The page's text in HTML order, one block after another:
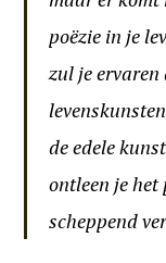
poëzie in je
zul je
de edele
ontleen je
scheppend